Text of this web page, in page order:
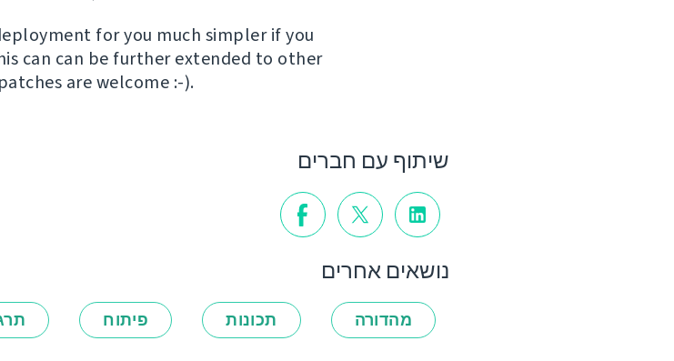
for you much simpler if you
can can be further extended to other
are welcome :-).
שיתוף עם חברים
נושאים אחרים
מהדורה תכונות פיתוח